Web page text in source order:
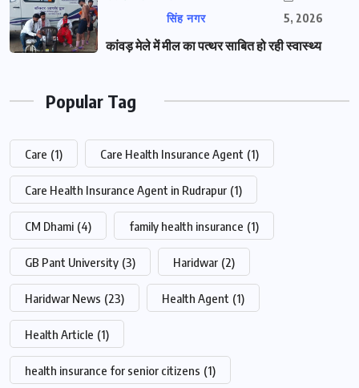
सिंह नगर
5, 2026
कांवड़ मेले में मील का पत्थर साबित हो रही स्वास्थ्य
Popular Tag
Care (1) Care Health Insurance Agent (1)
Care Health Insurance Agent in Rudrapur (1)
CM Dhami (4) family health insurance (1)
GB Pant University (3) Haridwar (2)
Haridwar News (23) Health Agent (1)
Health Article (1)
health insurance for senior citizens (1)